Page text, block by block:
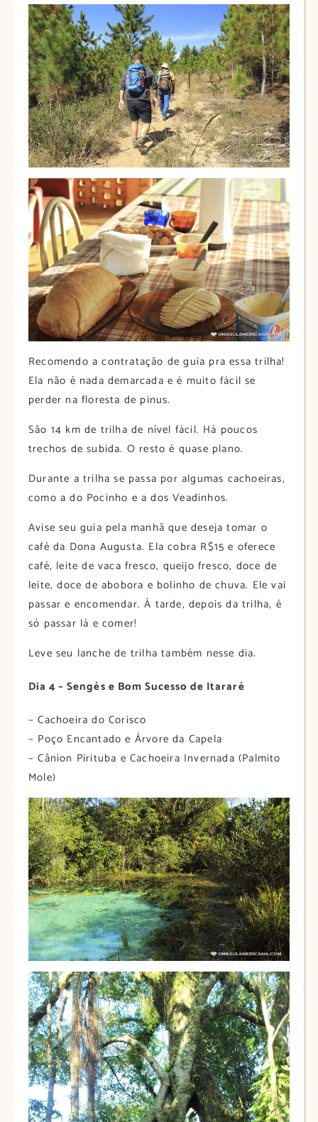
Recomendo a contratação de guia pra essa trilha!
Ela não é nada demarcada e é muito fácil se
perder na floresta de pinus.
São 14 km de trilha de nível fácil. Há poucos
trechos de subida. O resto é quase plano.
Durante a trilha se passa por algumas cachoeiras,
como a do Pocinho e a dos Veadinhos.
Avise seu guia pela manhã que deseja tomar o
café da Dona Augusta. Ela cobra R$15 e oferece
café, leite de vaca fresco, queijo fresco, doce de
leite, doce de abobora e bolinho de chuva. Ele vai
passar e encomendar. À tarde, depois da trilha, é
só passar lá e comer!
Leve seu lanche de trilha também nesse dia.
Dia 4 – Sengés e Bom Sucesso de Itararé
– Cachoeira do Corisco
– Poço Encantado e Árvore da Capela
– Cânion Pirituba e Cachoeira Invernada (Palmito
Mole)